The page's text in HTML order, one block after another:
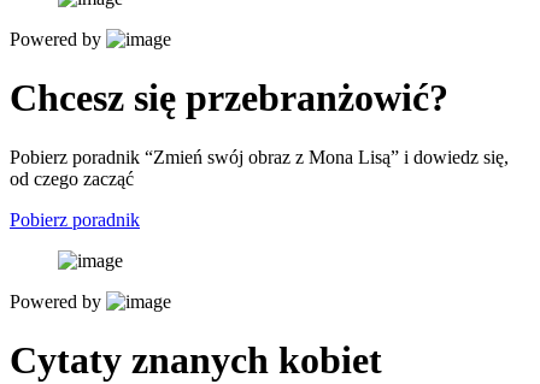
Powered by
Chcesz się przebranżowić?
Pobierz poradnik “Zmień swój obraz z Mona Lisą” i dowiedz się,
od czego zacząć
Pobierz poradnik
Powered by
Cytaty znanych kobiet